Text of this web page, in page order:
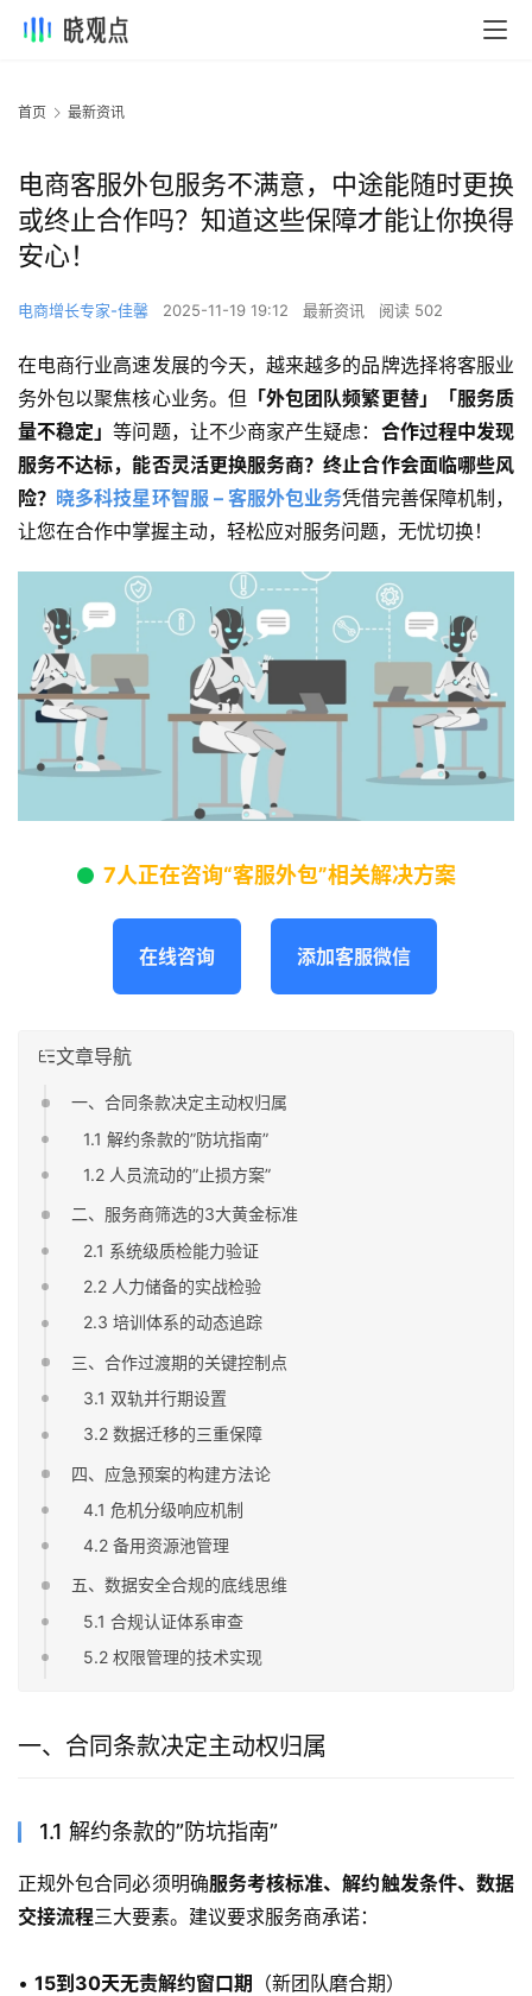
首页 最新资讯
电商客服外包服务不满意，中途能随时更换
或终止合作吗？知道这些保障才能让你换得
安心！
电商增长专家-佳馨 2025-11-19 19:12 最新资讯 阅读 502
在电商行业高速发展的今天，越来越多的品牌选择将客服业
务外包以聚焦核心业务。但 「外包团队频繁更替」「服务质
量不稳定」等问题，让不少商家产生疑虑： 合作过程中发现
服务不达标，能否灵活更换服务商？终止合作会面临哪些风
险？ 晓多科技星环智服 – 客服外包业务凭借完善保障机制，
让您在合作中掌握主动，轻松应对服务问题，无忧切换！
7人正在咨询“客服外包”相关解决方案
在线咨询 添加客服微信
文章导航
一、合同条款决定主动权归属
1.1 解约条款的”防坑指南”
1.2 人员流动的”止损方案”
二、服务商筛选的3大黄金标准
2.1 系统级质检能力验证
2.2 人力储备的实战检验
2.3 培训体系的动态追踪
三、合作过渡期的关键控制点
3.1 双轨并行期设置
3.2 数据迁移的三重保障
四、应急预案的构建方法论
4.1 危机分级响应机制
4.2 备用资源池管理
五、数据安全合规的底线思维
5.1 合规认证体系审查
5.2 权限管理的技术实现
一、合同条款决定主动权归属
1.1 解约条款的”防坑指南”
正规外包合同必须明确服务考核标准、解约触发条件、数据
交接流程三大要素。建议要求服务商承诺：
• 15到30天无责解约窗口期 （新团队磨合期）